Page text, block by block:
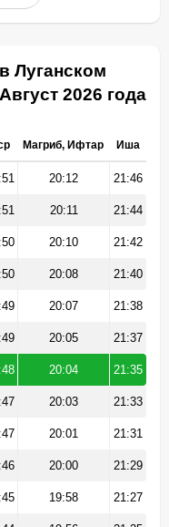
Луганском
2026 года
Магриб, Ифтар Иша
20:12 21:46
20:11 21:44
20:10 21:42
20:08 21:40
20:07 21:38
20:05 21:37
20:04 21:35
20:03 21:33
20:01 21:31
20:00 21:29
19:58 21:27